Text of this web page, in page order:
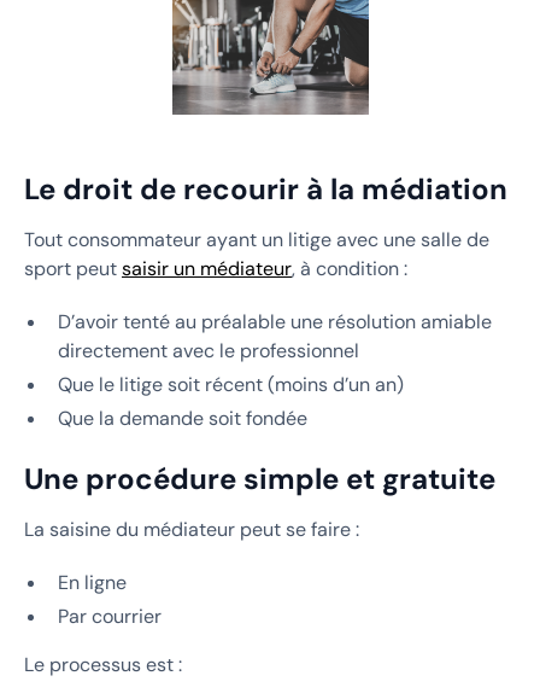
Le droit de recourir à la médiation
Tout consommateur ayant un litige avec une salle de
sport peutsaisir un médiateur, à condition :
D’avoir tenté au préalable une résolution amiable
directement avec le professionnel
Que le litige soit récent (moins d’un an)
Que la demande soit fondée
Une procédure simple et gratuite
La saisine du médiateur peut se faire :
En ligne
Par courrier
Le processus est :